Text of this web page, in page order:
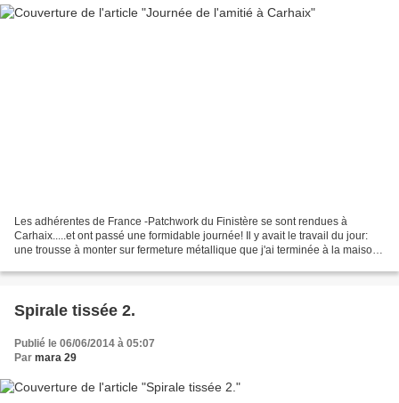
Les adhérentes de France -Patchwork du Finistère se sont rendues à
Carhaix.....et ont passé une formidable journée! Il y avait le travail du jour:
une trousse à monter sur fermeture métallique que j'ai terminée à la maison
Spirale tissée 2.
Publié le 06/06/2014 à 05:07
Par mara 29